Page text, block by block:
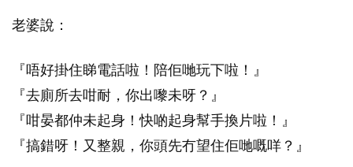
老婆說：
『唔好掛住睇電話啦！陪佢哋玩下啦！』
『去廁所去咁耐，你出嚟未呀？』
『咁晏都仲未起身！快啲起身幫手換片啦！』
『搞錯呀！又整親，你頭先冇望住佢哋嘅咩？』